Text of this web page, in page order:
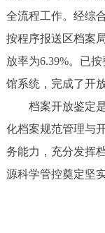
全流程工作。经综
按程序报送区档案
放率为6.39%。已
馆系统，完成了开
档案开放鉴定是
化档案规范管理与
务能力，充分发挥
源科学管控奠定坚